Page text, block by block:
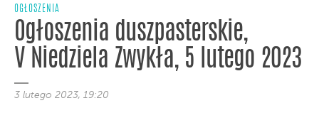
OGŁOSZENIA
Ogłoszenia duszpasterskie,
V Niedziela Zwykła, 5 lutego 2023
3 lutego 2023, 19:20